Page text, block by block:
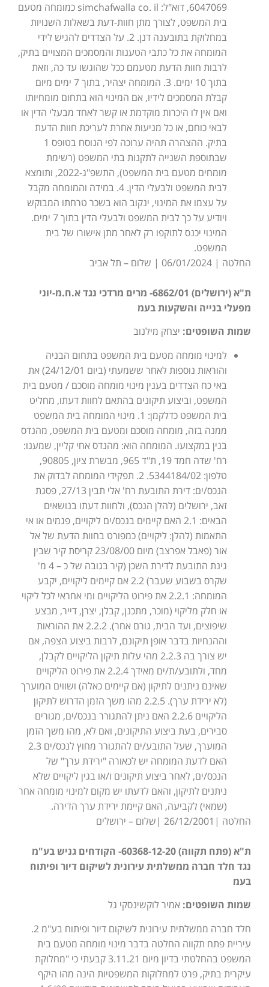
6047069, דוא"ל: simchafwalla co. il כמומחה מטעם
בית המשפט, לצורך מתן חוות-דעת בשאלות השנויות
במחלוקת בתובענה דנן. 2. על הצדדים להגיש לידי
המומחה את כל כתבי הטענות והמסמכים המצויים בתיק,
לרבות חוות הדעת מטעמם ככל שהוגשו עד כה, וזאת
בתוך 10 ימים. 3. המומחה יצהיר, בתוך 7 ימים מיום
קבלת המסמכים לידיו, אם המינוי הוא בתחום מומחיותו
ואם אין לו היכרות מוקדמת או קשר לאחד מבעלי הדין או
לבאי כוחם, או כל מניעות אחרת לעריכת חוות הדעת
בתיק. ההצהרה תהיה ערוכה לפי הנוסח בטופס 1
שבתוספת השנייה לתקנות בתי המשפט (רשימת
מומחים מטעם בית המשפט), התשפ"ג-2022, ותומצא
לבית המשפט ולבעלי הדין. 4. במידה והמומחה מקבל
על עצמו את המינוי, ינקוב הוא בשכר טרחתו המבוקש
ויודיע על כך לבית המשפט ולבעלי הדין בתוך 7 ימים.
המינוי יכנס לתוקפו רק לאחר מתן אישורו של בית
המשפט.
החלטה | 06/01/2024 | שלום – תל אביב
ת"א (ירושלים) 6862/01- מרים מרדכי נגד א.ח.מ-יוני
מפעלי בנייה והשקעות בעמ
שמות השופטים: יצחק מילנוב
למינוי מומחה מטעם בית המשפט בתחום הבניה
והוראות נוספות לאחר ששמעתי (ביום 24/12/01) את
באי כח הצדדים בענין מינוי מומחה מוסכם / מטעם בית
המשפט, וביצוע תיקונים בהתאם לחוות דעתו, מחליט
בית המשפט כדלקמן: 1. מינוי המומחה בית המשפט
ממנה בזה, מומחה מוסכם ומטעם בית המשפט, מהנדס
בנין במקצועו. המומחה הוא: מהנדס אחי קליין, שמענו:
רח' שדה חמד 19, ת"ד 965, מבשרת ציון, 90805,
טלפון: 5344184/02. 2. תפקידי המומחה לבדוק את
הנכס/ים: דירת התובעת רח' אלי תבין 27/13, פסגת
זאב, ירושלים (להלן הנכס), ולחוות דעתו בנושאים
הבאים: 2.1 האם קיימים בנכס/ים ליקויים, פגמים או אי
התאמות (להלן: ליקויים) כמפורט בחוות הדעת של אל
אור (פאבל אפרצב) מיום 23/08/00 קריסת קיר שבין
גינת התובעת לדירת השכן (קיר בגובה של כ – 4 מ'
שקרס בשבוע שעבר) 2.2 אם קיימים ליקויים, יקבע
המומחה: 2.2.1 את פירוט הליקויים ומי אחראי לכל ליקוי
או חלק מליקוי (מוכר, מתכנן, קבלן, יצרן, דייר, מבצע
שיפוצים, ועד הבית, גורם אחר). 2.2.2 את ההוראות
וההנחיות בדבר אופן תיקונם, לרבות ביצוע הצפה, אם
יש צורך בה 2.2.3 מהי עלות תיקון הליקויים לקבלן,
מחד, ולתובע/ת/ים מאידך 2.2.4 את פירוט הליקויים
שאינם ניתנים לתיקון (אם קיימים כאלה) ושווים המוערך
(לא ירידת ערך). 2.2.5 מהו משך הזמן הדרוש לתיקון
הליקויים 2.2.6 האם ניתן להתגורר בנכס/ים, מגורים
סבירים, בעת ביצוע התיקונים, ואם לא, מהו משך הזמן
המוערך, שעל התובע/ים להתגורר מחוץ לנכס/ים 2.3
האם לדעת המומחה יש לכאורה "ירידת ערך" של
הנכס/ים, לאחר ביצוע תיקונים ו/או בגין ליקויים שלא
ניתנים לתיקון, והאם לדעתו יש מקום למינוי מומחה אחר
(שמאי) לקביעה, האם קיימת ירידת ערך הדירה.
החלטה |26/12/2001 |שלום – ירושלים
ת"א (פתח תקווה) 60368-12-20- הקודחים גניש בע"מ
נגד חלד חברה ממשלתית עירונית לשיקום דיור ופיתוח
בעמ
שמות השופטים: אמיר לוקשינסקי גל
חלד חברה ממשלתית עירונית לשיקום דיור ופיתוח בע"מ 2.
עיריית פתח תקווה החלטה בדבר מינוי מומחה מטעם בית
המשפט בהחלטתי בדיון מיום 3.11.21 קבעתי כי "מחלוקת
עיקרית בתיק, פרט למחלוקות המשפטיות הינה מהו היקף